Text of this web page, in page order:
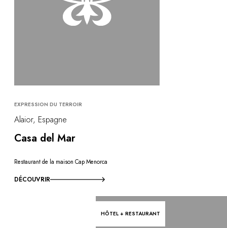
EXPRESSION DU TERROIR
Alaior, Espagne
Casa del Mar
Restaurant de la maison Cap Menorca
DÉCOUVRIR
HÔTEL + RESTAURANT